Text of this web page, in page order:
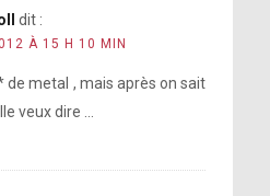
dit :
À 15 H 10 MIN
de metal , mais après on sait
veux dire …